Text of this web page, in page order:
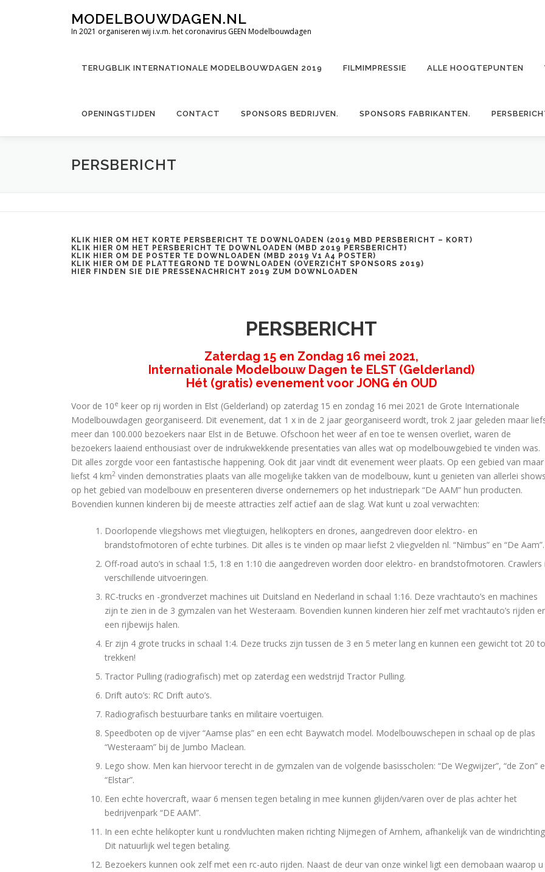
MODELBOUWDAGEN.NL
In 2021 organiseren wij i.v.m. het coronavirus GEEN Modelbouwdagen
TERUGBLIK INTERNATIONALE MODELBOUWDAGEN 2019 FILMIMPRESSIE ALLE HOOGTEPUNTEN
OPENINGSTIJDEN CONTACT SPONSORS BEDRIJVEN. SPONSORS FABRIKANTEN.
PERSBERICHT
KLIK HIER OM HET KORTE PERSBERICHT TE DOWNLOADEN (2019 MBD PERSBERICHT – KORT)
KLIK HIER OM HET PERSBERICHT TE DOWNLOADEN ( MBD 2019 PERSBERICHT)
KLIK HIER OM DE POSTER TE DOWNLOADEN ( MBD 2019 V1 A4 POSTER)
KLIK HIER OM DE PLATTEGROND TE DOWNLOADEN (OVERZICHT SPONSORS 2019)
HIER FINDEN SIE DIE PRESSENACHRICHT 2019 ZUM DOWNLOADEN
PERSBERICHT
Zaterdag 15 en Zondag 16 mei 2021,
Internationale Modelbouw Dagen te ELST (Gelderland)
Hét (gratis) evenement voor JONG én OUD
Voor de 10e keer op rij worden in Elst (Gelderland) op zaterdag 15 en zondag 16 mei 2021 de Grote Internationale
Modelbouwdagen georganiseerd. Dit evenement, dat 1 x in de 2 jaar georganiseerd wordt, trok 2 jaar geleden maar
meer dan 100.000 bezoekers naar Elst in de Betuwe. Ofschoon het weer af en toe te wensen overliet, waren de
bezoekers laaiend enthousiast over de indrukwekkende presentaties van alles wat op modelbouwgebied te vinden was.
Dit alles zorgde voor een fantastische happening. Ook dit jaar vindt dit evenement weer plaats. Op een gebied van maar
liefst 4 km2 vinden demonstraties plaats van alle mogelijke takken van de modelbouw, kunt u genieten van allerlei shows
op het gebied van modelbouw en presenteren diverse ondernemers op het industriepark “De AAM” hun producten.
Bovendien kunnen kinderen bij de meeste attracties zelf actief aan de slag. Wat kunt u zoal verwachten:
Doorlopende vliegshows met vliegtuigen, helikopters en drones, aangedreven door elektro- en
brandstofmotoren of echte turbines. Dit alles is te vinden op maar liefst 2 vliegvelden nl. “Nimbus” en “De Aam”.
Off-road auto’s in schaal 1:5, 1:8 en 1:10 die aangedreven worden door elektro- en brandstofmotoren. Crawlers
verschillende uitvoeringen.
RC-trucks en -grondverzet machines uit Duitsland en Nederland in schaal 1:16. Deze vrachtauto’s en machines
zijn te zien in de 3 gymzalen van het Westeraam. Bovendien kunnen kinderen hier zelf met vrachtauto’s rijden
een rijbewijs halen.
Er zijn 4 grote trucks in schaal 1:4. Deze trucks zijn tussen de 3 en 5 meter lang en kunnen een gewicht tot 20
trekken!
Tractor Pulling (radiografisch) met op zaterdag een wedstrijd Tractor Pulling.
Drift auto’s: RC Drift auto’s.
Radiografisch bestuurbare tanks en militaire voertuigen.
Speedboten op de vijver “Aamse plas” en een echt Baywatch model. Modelbouwschepen in schaal op de plas
“Westeraam” bij de Jumbo Maclean.
Lego show. Men kan hiervoor terecht in de gymzalen van de volgende basisscholen: “De Wegwijzer”, “de Zon”
“Elstar”.
Een echte hovercraft, waar 6 mensen tegen betaling in mee kunnen glijden/varen over de plas achter het
bedrijvenpark “DE AAM”.
In een echte helikopter kunt u rondvluchten maken richting Nijmegen of Arnhem, afhankelijk van de
Dit natuurlijk wel tegen betaling.
Bezoekers kunnen ook zelf met een rc-auto rijden. Naast de deur van onze winkel ligt een demobaan waarop u